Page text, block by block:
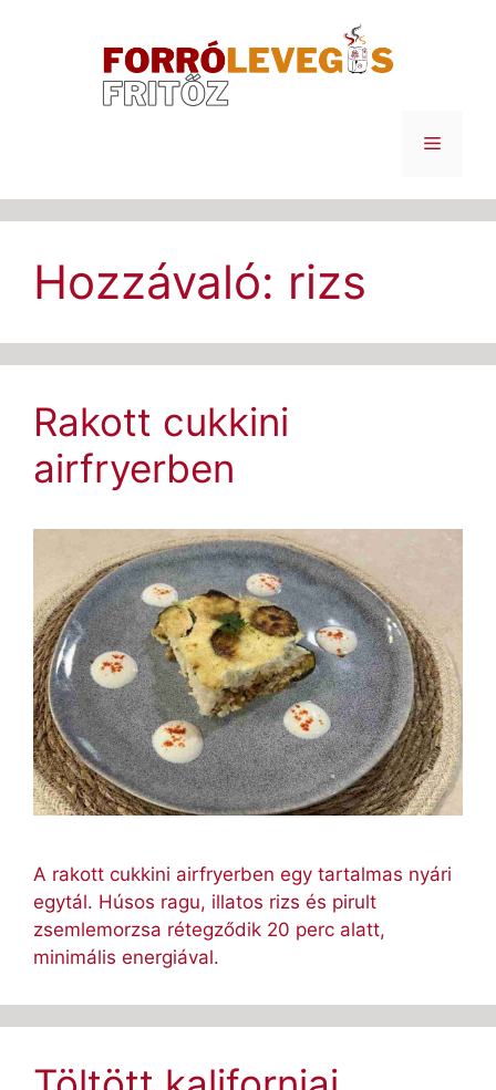
Menü
Hozzávaló: rizs
Rakott cukkini
airfryerben
A rakott cukkini airfryerben egy tartalmas nyári
egytál. Húsos ragu, illatos rizs és pirult
zsemlemorzsa rétegződik 20 perc alatt,
minimális energiával.